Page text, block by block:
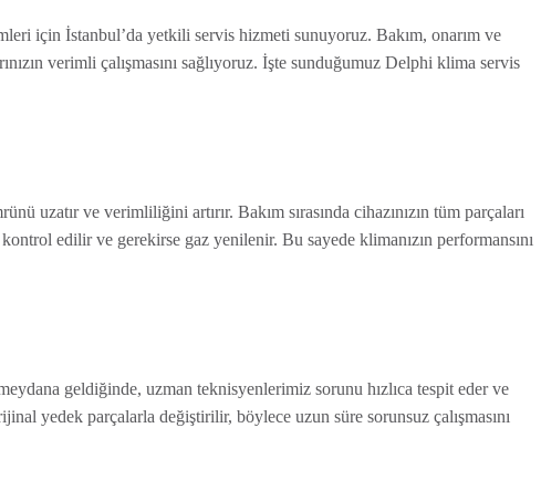
için İstanbul’da yetkili servis hizmeti sunuyoruz. Bakım, onarım ve
verimli çalışmasını sağlıyoruz. İşte sunduğumuz Delphi klima servis
uzatır ve verimliliğini artırır. Bakım sırasında cihazınızın tüm parçaları
edilir ve gerekirse gaz yenilenir. Bu sayede klimanızın performansını
geldiğinde, uzman teknisyenlerimiz sorunu hızlıca tespit eder ve
yedek parçalarla değiştirilir, böylece uzun süre sorunsuz çalışmasını